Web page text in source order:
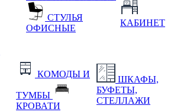
СТУЛЬЯ
ОФИСНЫЕ
КАБИНЕТ
КОМОДЫ И
ТУМБЫ
КРОВАТИ
ШКАФЫ,
БУФЕТЫ,
СТЕЛЛАЖИ